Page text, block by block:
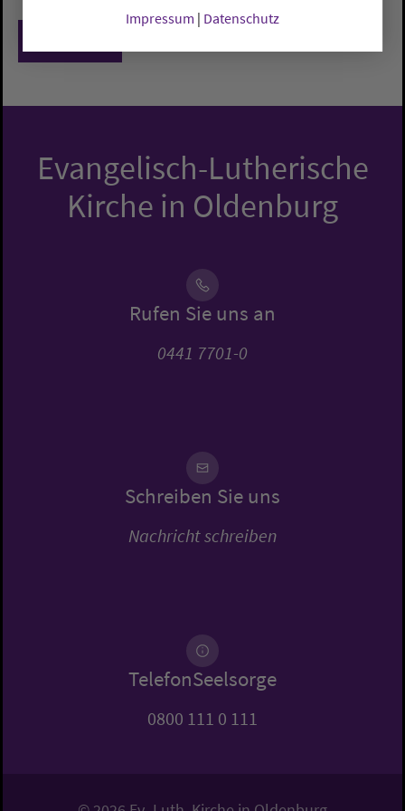
Evangelisch-Lutherische
Kirche in Oldenburg
Rufen Sie uns an
0441 7701-0
Schreiben Sie uns
Nachricht schreiben
TelefonSeelsorge
0800 111 0 111
Impressum | Datenschutz